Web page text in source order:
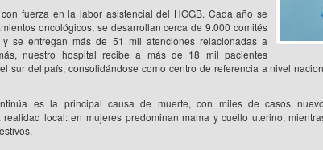
fuerza en la labor asistencial del HGGB. Cada año se
oncológicos, se desarrollan cerca de 9.000 comités
se entregan más de 51 mil atenciones relacionadas a
nuestro hospital recibe a más de 18 mil pacientes
sur del país, consolidándose como centro de referencia a nivel
es la principal causa de muerte, con miles de casos
local: en mujeres predominan mama y cuello uterino,